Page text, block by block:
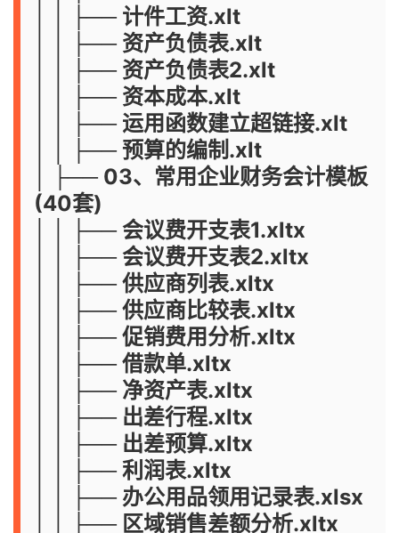
│ │ ├── 计件工资.xlt
│ │ ├── 资产负债表.xlt
│ │ ├── 资产负债表2.xlt
│ │ ├── 资本成本.xlt
│ │ ├── 运用函数建立超链接.xlt
│ │ ├── 预算的编制.xlt
│ ├── 03、常用企业财务会计模板
(40套)
│ │ ├── 会议费开支表1.xltx
│ │ ├── 会议费开支表2.xltx
│ │ ├── 供应商列表.xltx
│ │ ├── 供应商比较表.xltx
│ │ ├── 促销费用分析.xltx
│ │ ├── 借款单.xltx
│ │ ├── 净资产表.xltx
│ │ ├── 出差行程.xltx
│ │ ├── 出差预算.xltx
│ │ ├── 利润表.xltx
│ │ ├── 办公用品领用记录表.xlsx
│ │ ├── 区域销售差额分析.xltx